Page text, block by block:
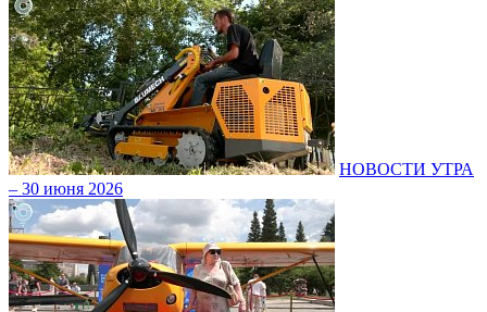
НОВОСТИ УТРА
– 30 июня 2026